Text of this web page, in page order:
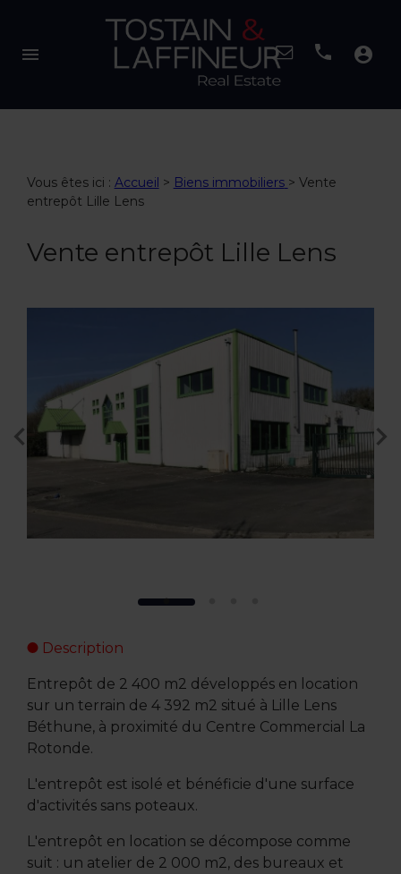
menu account_circle
Vous êtes ici : Accueil > Biens immobiliers > Vente
entrepôt Lille Lens
Vente entrepôt Lille Lens
Description
Entrepôt de 2 400 m2 développés en location
sur un terrain de 4 392 m2 situé à Lille Lens
Béthune, à proximité du Centre Commercial La
Rotonde.
L'entrepôt est isolé et bénéficie d'une surface
d'activités sans poteaux.
L'entrepôt en location se décompose comme
suit : un atelier de 2 000 m2, des bureaux et